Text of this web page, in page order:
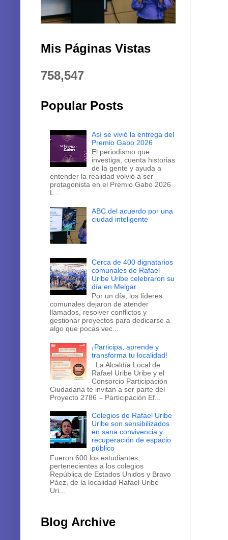
Mis Páginas Vistas
758,547
Popular Posts
Así se vivió la entrega del
Premio Gabo 2026
El periodismo que
investiga, cuenta historias
de la gente y ayuda a
entender la realidad volvió a ser
protagonista en el Premio Gabo 2026.
L...
ABC del acuerdo por una
ciudad inteligente
Cerca de 400 dignatarios
comunales de Rafael
Uribe Uribe celebraron su
día en Melgar
Por un día, los líderes
comunales dejaron de atender
llamados, resolver conflictos y
gestionar proyectos para dedicarse a
algo que pocas vec...
¡Participa, aprende y
transforma tu localidad!
La Alcaldía Local de
Rafael Uribe Uribe y el
Consorcio Participación
Ciudadana te invitan a ser parte del
Proyecto 2786 – Participación Ef...
Colegios de Rafael Uribe
Uribe son sensibilizados
en sana convivencia y
recuperación de espacio
público
Fueron 600 los estudiantes,
pertenecientes a los colegios
República de Estados Unidos y Bravo
Páez, de la localidad Rafael Uribe
Uri...
Blog Archive